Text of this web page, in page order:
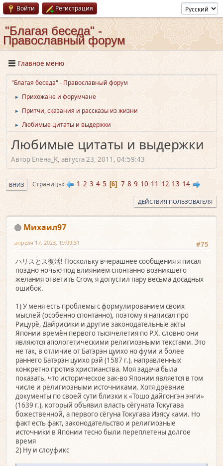
Войти Регистрация
"Благая беседа" -
Православный форум
Главное меню
"Благая беседа" - Православный форум
► Прихожане и форумчане
► Притчи, сказания и рассказы из жизни
► Любимые цитаты и выдержки
Любимые цитаты и выдержки
Автор Елена_K, августа 23, 2011, 04:59:43
ВНИЗ Страницы 1 2 3 4 5 6 7 8 9 10 11 12 13 14
ДЕЙСТВИЯ ПОЛЬЗОВАТЕЛЯ
Михаил97
#75
апреля 17, 2023, 19:09:31
ハリスとス復活! Поскольку вчерашнее сообщения я писал
поздно ночью под влиянием спонтанно возникшего
желания ответить Crow, я допустил пару весьма досадных
ошибок.
1) У меня есть проблемы с формулированием своих
мыслей (особенно спонтанно), поэтому я написал про
Рицурё, Дайрисики и другие законодательные акты
Японии времён первого тысячелетия по Р.Х. словно они
являются апологетическими религиозными текстами. Это
не так, в отличие от Батэрэн цуихо но фуми и более
раннего Батэрэн цуихо рэй (1587 г.), направленных
конкретно против христианства. Моя задача была
показать, что историческое зак-во Японии является в том
числе и религиозными источниками. Хотя древние
документы по своей сути близки к «Тошо дайгонгэн энги»
(1639 г.), который объявил власть сёгуната Токугава
божественной, а первого сёгуна Токугава Иэясу ками. Но
факт есть факт, законодательство и религиозные
источники в Японии тесно были переплетены долгое
время
2) Ну и слоуфикс